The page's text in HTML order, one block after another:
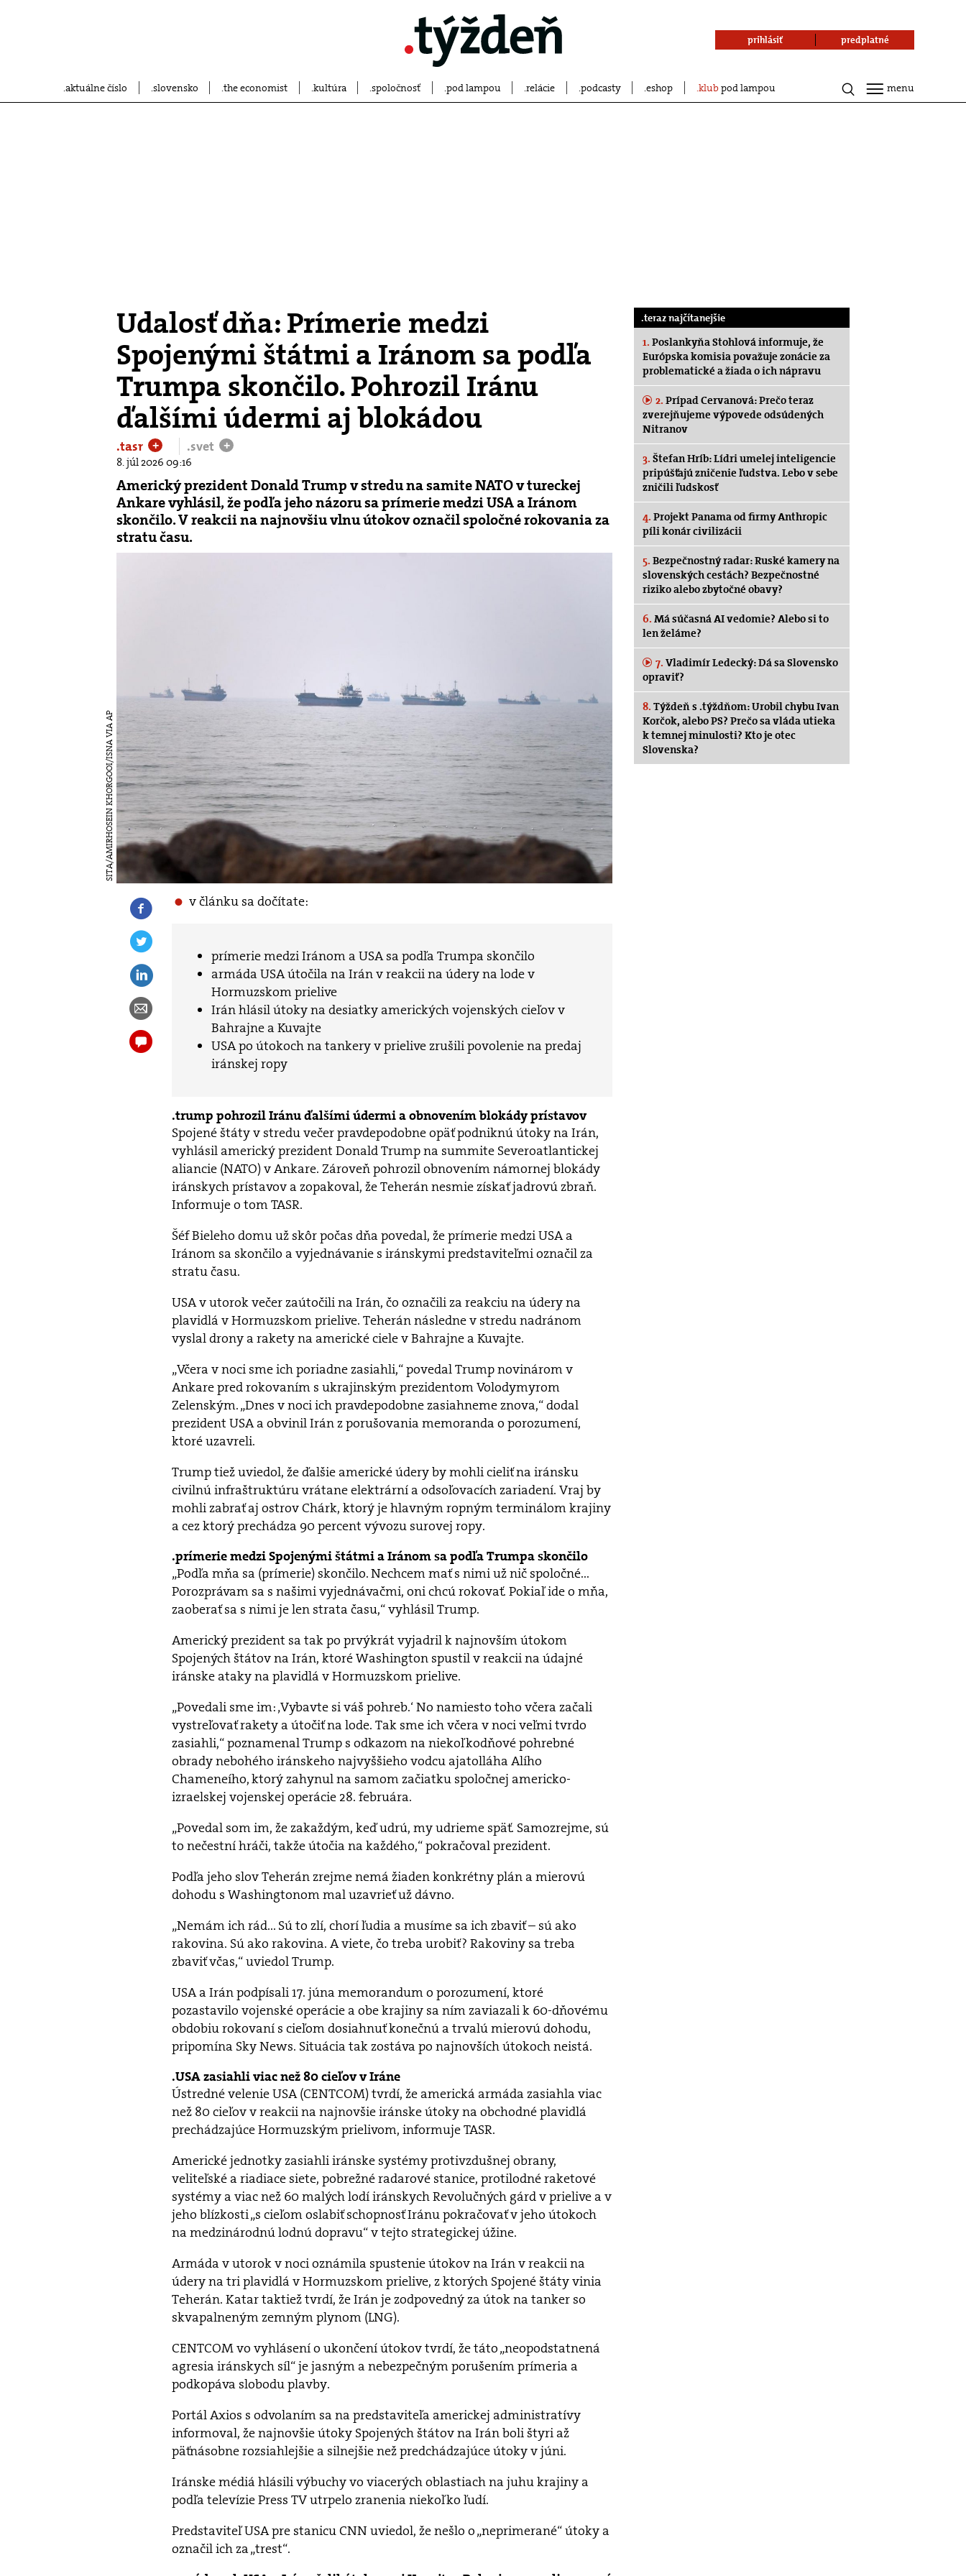
aktuálne číslo slovensko the economist kultúra spoločnosť pod lampou relácie podcasty eshop klubpod lampou
prihlásiť predplatné
menu
Udalosť dňa: Prímerie medzi
Spojenými štátmi a Iránom sa podľa
Trumpa skončilo​. Pohrozil Iránu
ďalšími údermi aj blokádou
.tasr + .svet +
8. júl 2026 09:16
Americký prezident Donald Trump v stredu na samite NATO v tureckej
Ankare vyhlásil, že podľa jeho názoru sa prímerie medzi USA a Iránom
skončilo. V reakcii na najnovšiu vlnu útokov označil spoločné rokovania za
stratu času.
SITA/AMIRHOSEIN KHORGOOI/ISNA VIA AP
v článku sa dočítate:
prímerie medzi Iránom a USA sa podľa Trumpa skončilo
armáda USA útočila na Irán v reakcii na údery na lode v
Hormuzskom prielive
Irán hlásil útoky na desiatky amerických vojenských cieľov v
Bahrajne a Kuvajte
USA po útokoch na tankery v prielive zrušili povolenie na predaj
iránskej ropy
trump pohrozil Iránu ďalšími údermi a obnovením blokády prístavov
Spojené štáty v stredu večer pravdepodobne opäť podniknú útoky na Irán,
vyhlásil americký prezident Donald Trump na summite Severoatlantickej
aliancie (NATO) v Ankare. Zároveň pohrozil obnovením námornej blokády
iránskych prístavov a zopakoval, že Teherán nesmie získať jadrovú zbraň.
Informuje o tom TASR.
Šéf Bieleho domu už skôr počas dňa povedal, že prímerie medzi USA a
Iránom sa skončilo a vyjednávanie s iránskymi predstaviteľmi označil za
stratu času.
USA v utorok večer zaútočili na Irán, čo označili za reakciu na údery na
plavidlá v Hormuzskom prielive. Teherán následne v stredu nadránom
vyslal drony a rakety na americké ciele v Bahrajne a Kuvajte.
„Včera v noci sme ich poriadne zasiahli,“ povedal Trump novinárom v
Ankare pred rokovaním s ukrajinským prezidentom Volodymyrom
Zelenským. „Dnes v noci ich pravdepodobne zasiahneme znova,“ dodal
prezident USA a obvinil Irán z porušovania memoranda o porozumení,
ktoré uzavreli.
Trump tiež uviedol, že ďalšie americké údery by mohli cieliť na iránsku
civilnú infraštruktúru vrátane elektrární a odsoľovacích zariadení. Vraj by
mohli zabrať aj ostrov Chárk, ktorý je hlavným ropným terminálom krajiny
a cez ktorý prechádza 90 percent vývozu surovej ropy.
prímerie medzi Spojenými štátmi a Iránom sa podľa Trumpa skončilo
„Podľa mňa sa (prímerie) skončilo. Nechcem mať s nimi už nič spoločné...
Porozprávam sa s našimi vyjednávačmi, oni chcú rokovať. Pokiaľ ide o mňa,
zaoberať sa s nimi je len strata času,“ vyhlásil Trump.
Americký prezident sa tak po prvýkrát vyjadril k najnovším útokom
Spojených štátov na Irán, ktoré Washington spustil v reakcii na údajné
iránske ataky na plavidlá v Hormuzskom prielive.
„Povedali sme im: ‚Vybavte si váš pohreb.‘ No namiesto toho včera začali
vystreľovať rakety a útočiť na lode. Tak sme ich včera v noci veľmi tvrdo
zasiahli,“ poznamenal Trump s odkazom na niekoľkodňové pohrebné
obrady nebohého iránskeho najvyššieho vodcu ajatolláha Alího
Chameneího, ktorý zahynul na samom začiatku spoločnej americko-
izraelskej vojenskej operácie 28. februára.
„Povedal som im, že zakaždým, keď udrú, my udrieme späť. Samozrejme, sú
to nečestní hráči, takže útočia na každého,“ pokračoval prezident.
Podľa jeho slov Teherán zrejme nemá žiaden konkrétny plán a mierovú
dohodu s Washingtonom mal uzavrieť už dávno.
„Nemám ich rád... Sú to zlí, chorí ľudia a musíme sa ich zbaviť – sú ako
rakovina. Sú ako rakovina. A viete, čo treba urobiť? Rakoviny sa treba
zbaviť včas,“ uviedol Trump.
USA a Irán podpísali 17. júna memorandum o porozumení, ktoré
pozastavilo vojenské operácie a obe krajiny sa ním zaviazali k 60-dňovému
obdobiu rokovaní s cieľom dosiahnuť konečnú a trvalú mierovú dohodu,
pripomína Sky News. Situácia tak zostáva po najnovších útokoch neistá.
USA zasiahli viac než 80 cieľov v Iráne
Ústredné velenie USA (CENTCOM) tvrdí, že americká armáda zasiahla viac
než 80 cieľov v reakcii na najnovšie iránske útoky na obchodné plavidlá
prechádzajúce Hormuzským prielivom, informuje TASR.
Americké jednotky zasiahli iránske systémy protivzdušnej obrany,
veliteľské a riadiace siete, pobrežné radarové stanice, protilodné raketové
systémy a viac než 60 malých lodí iránskych Revolučných gárd v prielive a v
jeho blízkosti „s cieľom oslabiť schopnosť Iránu pokračovať v jeho útokoch
na medzinárodnú lodnú dopravu“ v tejto strategickej úžine.
Armáda v utorok v noci oznámila spustenie útokov na Irán v reakcii na
údery na tri plavidlá v Hormuzskom prielive, z ktorých Spojené štáty vinia
Teherán. Katar taktiež tvrdí, že Irán je zodpovedný za útok na tanker so
skvapalneným zemným plynom (LNG).
CENTCOM vo vyhlásení o ukončení útokov tvrdí, že táto „neopodstatnená
agresia iránskych síl“ je jasným a nebezpečným porušením prímeria a
podkopáva slobodu plavby.
Portál Axios s odvolaním sa na predstaviteľa americkej administratívy
informoval, že najnovšie útoky Spojených štátov na Irán boli štyri až
päťnásobne rozsiahlejšie a silnejšie než predchádzajúce útoky v júni.
Iránske médiá hlásili výbuchy vo viacerých oblastiach na juhu krajiny a
podľa televízie Press TV utrpelo zranenia niekoľko ľudí.
Predstaviteľ USA pre stanicu CNN uviedol, že nešlo o „neprimerané“ útoky a
označil ich za „trest“.
.teraz najčítanejšie
1. Poslankyňa Stohlová informuje, že
Európska komisia považuje zonácie za
problematické a žiada o ich nápravu
2. Prípad Cervanová: Prečo teraz
zverejňujeme výpovede odsúdených
Nitranov
3. Štefan Hríb: Lídri umelej inteligencie
pripúšťajú zničenie ľudstva. Lebo v sebe
zničili ľudskosť
4. Projekt Panama od firmy Anthropic
píli konár civilizácii
5. Bezpečnostný radar: Ruské kamery na
slovenských cestách? Bezpečnostné
riziko alebo zbytočné obavy?
6. Má súčasná AI vedomie? Alebo si to
len želáme?
7. Vladimír Ledecký: Dá sa Slovensko
opraviť?
8. Týždeň s .týždňom: Urobil chybu Ivan
Korčok, alebo PS? Prečo sa vláda utieka
k temnej minulosti? Kto je otec
Slovenska?